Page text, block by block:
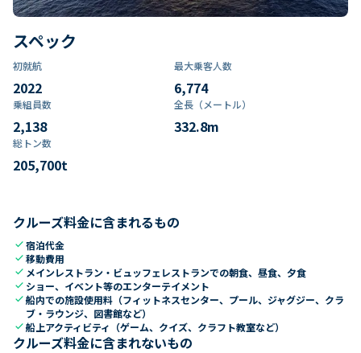
スペック
初就航
2022
最大乗客人数
6,774
乗組員数​
2,138
全長（メートル）
332.8m
総トン数​
205,700t
クルーズ料金に含まれるもの
check宿泊代金
check移動費用
check メインレストラン・ビュッフェレストランでの朝食、昼食、夕食
check ショー、イベント等のエンターテイメント
check船内での施設使用料（フィットネスセンター、プール、ジャグジー、クラ
ブ・ラウンジ、図書館など）
check船上アクティビティ（ゲーム、クイズ、クラフト教室など）
クルーズ料金に含まれないもの